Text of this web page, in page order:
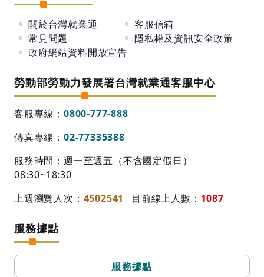
關於台灣就業通
客服信箱
常見問題
隱私權及資訊安全政策
政府網站資料開放宣告
勞動部勞動力發展署台灣就業通客服中心
客服專線： 0800-777-888
傳真專線： 02-77335388
服務時間：週一至週五（不含國定假日）
08:30~18:30
上週瀏覽人次： 4502541 目前線上人數： 1087
服務據點
服務據點